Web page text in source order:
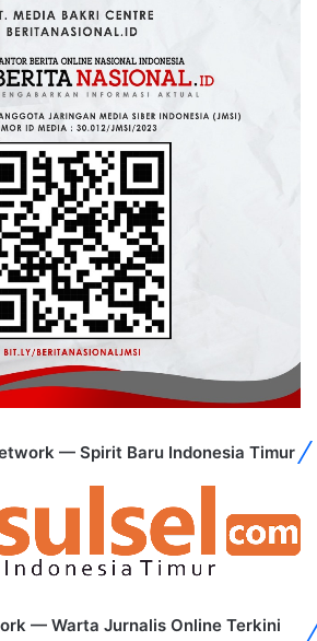
— Spirit Baru Indonesia Timur
— Warta Jurnalis Online Terkini